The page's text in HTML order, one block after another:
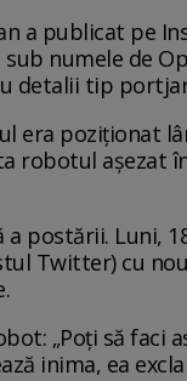
a publicat pe
numele de
detalii tip
era poziționat
robotul așezat
a postării.
Twitter) cu
„Poți să faci
inima, ea